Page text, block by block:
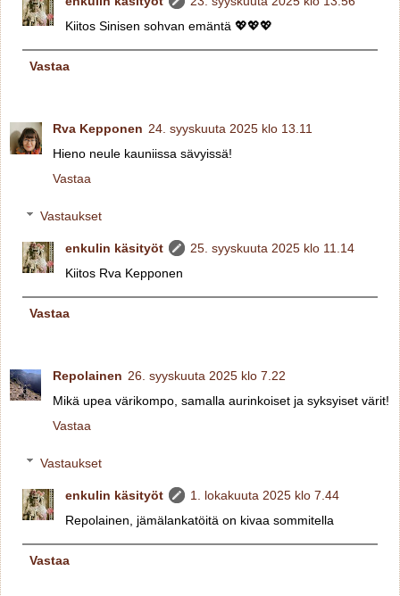
Kiitos Sinisen sohvan emäntä 💖💖💖
Vastaa
Rva Kepponen 24. syyskuuta 2025 klo 13.11
Hieno neule kauniissa sävyissä!
Vastaa
Vastaukset
enkulin käsityöt
25. syyskuuta 2025 klo 11.14
Kiitos Rva Kepponen
Vastaa
Repolainen 26. syyskuuta 2025 klo 7.22
Mikä upea värikompo, samalla aurinkoiset ja syksyiset värit!
Vastaa
Vastaukset
enkulin käsityöt
1. lokakuuta 2025 klo 7.44
Repolainen, jämälankatöitä on kivaa sommitella
Vastaa